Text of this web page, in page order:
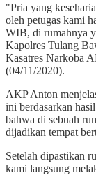
"Pria yang
oleh petugas kami
WIB, di rumahnya
Kapolres Tulang
Kasatres Narkoba
(04/11/2020).
AKP Anton
ini berdasarkan
bahwa di sebuah
dijadikan tempat
Setelah dipastikan
kami langsung